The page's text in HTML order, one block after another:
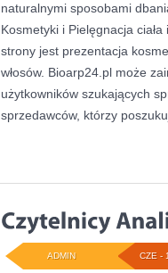
naturalnymi sposobami
Kosmetyki i Pielęgnacja ciała
strony jest prezentacja
włosów. Bioarp24.pl może
użytkowników szukających
sprzedawców, którzy
CZE -
ADMIN